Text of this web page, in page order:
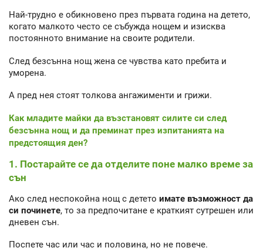
Най-трудно е обикновено през първата година на детето,
когато малкото често се събужда нощем и изисква
постоянното внимание на своите родители.
След безсънна нощ жена се чувства като пребита и
уморена.
А пред нея стоят толкова ангажименти и грижи.
Как младите майки да възстановят силите си след
безсънна нощ и да преминат през изпитанията на
предстоящия ден?
1. Постарайте се да отделите поне малко време за
сън
Ако след неспокойна нощ с детето имате възможност да
си починете, то за предпочитане е краткият сутрешен или
дневен сън.
Поспете час или час и половина, но не повече.